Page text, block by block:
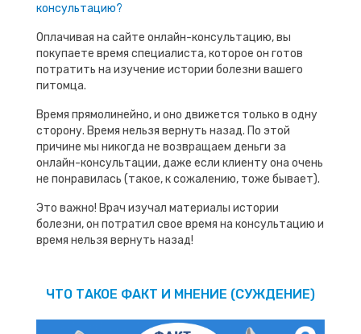
консультацию?
Оплачивая на сайте онлайн-консультацию, вы
покупаете время специалиста, которое он готов
потратить на изучение истории болезни вашего
питомца.
Время прямолинейно, и оно движется только в одну
сторону. Время нельзя вернуть назад. По этой
причине мы никогда не возвращаем деньги за
онлайн-консультации, даже если клиенту она очень
не понравилась (такое, к сожалению, тоже бывает).
Это важно! Врач изучал материалы истории
болезни, он потратил свое время на консультацию и
время нельзя вернуть назад!
ЧТО ТАКОЕ ФАКТ И МНЕНИЕ (СУЖДЕНИЕ)